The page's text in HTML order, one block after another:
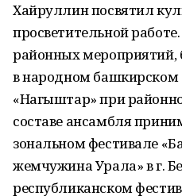
Хайруллин посвятил
просветительной
районных мероприятий,
в народном
«Нагыштар» при
составе ансамбля
зональном фестивале
жемчужина Урала» в г.
республиканском